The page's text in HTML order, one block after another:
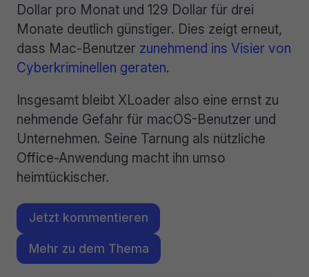
Dollar pro Monat und 129 Dollar für drei
Monate deutlich günstiger. Dies zeigt erneut,
dass Mac-Benutzer zunehmend ins Visier von
Cyberkriminellen geraten.
Insgesamt bleibt XLoader also eine ernst zu
nehmende Gefahr für macOS-Benutzer und
Unternehmen. Seine Tarnung als nützliche
Office-Anwendung macht ihn umso
heimtückischer.
Jetzt kommentieren
Mehr zu dem Thema